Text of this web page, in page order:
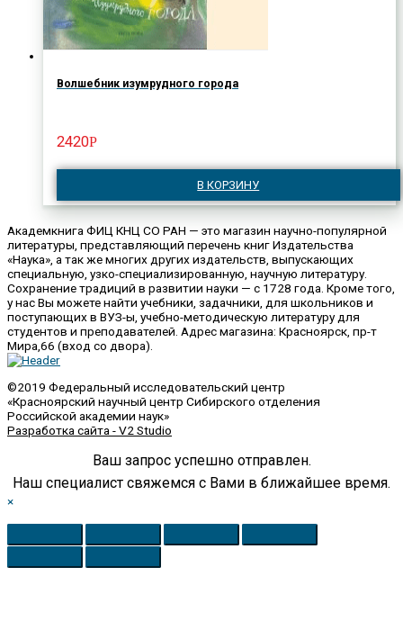
Волшебник изумрудного города
2420Р
В КОРЗИНУ
Академкнига ФИЦ КНЦ СО РАН — это магазин научно-популярной
литературы, представляющий перечень книг Издательства
«Наука», а так же многих других издательств, выпускающих
специальную, узко-специализированную, научную литературу.
Сохранение традиций в развитии науки — с 1728 года. Кроме того,
у нас Вы можете найти учебники, задачники, для школьников и
поступающих в ВУЗ-ы, учебно-методическую литературу для
студентов и преподавателей. Адрес магазина: Красноярск, пр-т
Мира,66 (вход со двора).
©2019 Федеральный исследовательский центр
«Красноярский научный центр Сибирского отделения
Российской академии наук»
Разработка сайта - V2 Studio
Ваш запрос успешно отправлен.
Наш специалист свяжемся с Вами в ближайшее время.
×